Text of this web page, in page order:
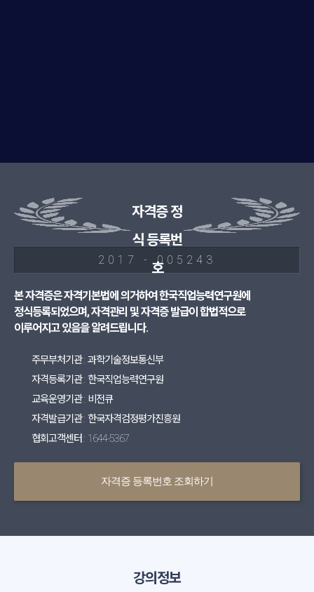
자격증 정
식 등록번
호
2017 - 005243
본 자격증은 자격기본법에 의거하여 한국직업능력연구원에
정식등록되었으며, 자격관리 및 자격증 발급이 합법적으로
이루어지고 있음을 알려드립니다.
주무부처기관 : 과학기술정보통신부
자격등록기관 : 한국직업능력연구원
교육운영기관 : 비전큐
자격발급기관 : 한국자격검정평가진흥원
협회고객센터 : 1644-5367
자격증 등록번호 조회하기
강의정보